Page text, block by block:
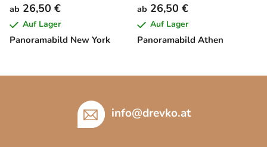
Panoramabild New York
ab 26,50 €
Auf Lager
Panoramabild Athen
ab 26,50 €
Auf Lager
info@drevko.at